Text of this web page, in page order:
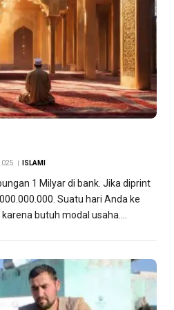
ISLAMI
1 Milyar di bank. Jika diprint
Suatu hari Anda ke
butuh modal usaha.…